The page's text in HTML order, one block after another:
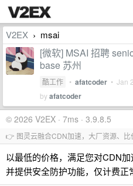
V2EX › msai
[微软] MSAI 招聘
base 苏州
酷工作 • afatcoder • Jan
byafatcoder
© 2026 V2EX · 7ms · 3.9.8.5
👉 图灵云融合CDN加速，大厂资源、比
以最低的价格，满足您对CDN加
并提供安全防护功能，仅计费正